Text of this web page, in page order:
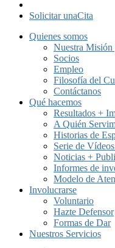
Solicitar unaCita
Quienes somos
Nuestra Misión
Socios
Empleo
Filosofía del
Contáctanos
Qué hacemos
Resultados +
A Quién
Historias de
Serie de
Noticias +
Informes de
Modelo de
Involucrarse
Voluntario
Hazte Defensor
Formas de Dar
Nuestros Servicios